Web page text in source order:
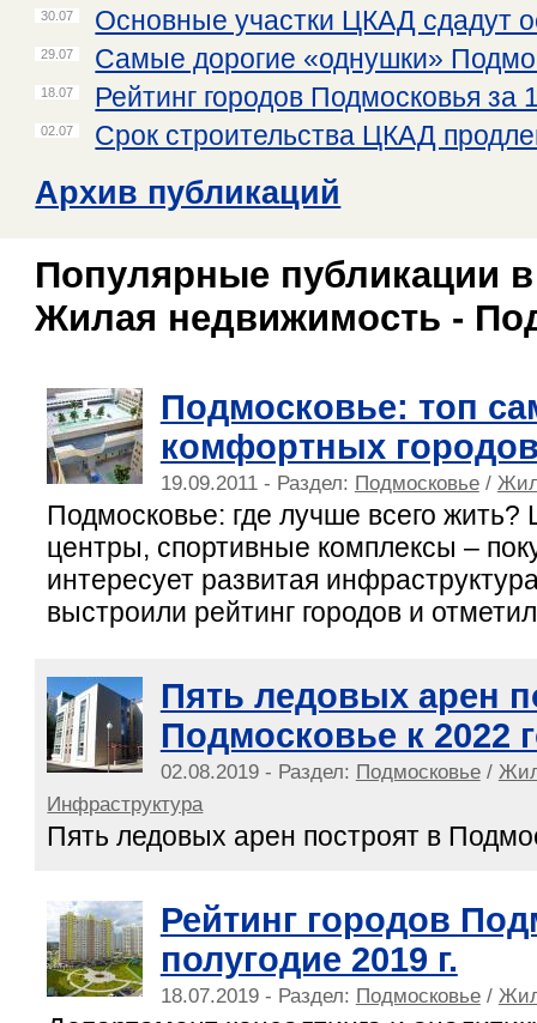
30.07 Основные участки ЦКАД сдадут
29.07 Самые дорогие «однушки»
18.07 Рейтинг городов Подмосковья за
02.07 Срок строительства ЦКАД
Архив публикаций
Популярные публикации
Жилая недвижимость -
Подмосковье: топ
комфортных
19.09.2011 - Раздел: Подмосковье/
Подмосковье: где лучше всего
центры, спортивные комплексы –
интересует развитая
выстроили рейтинг городов и
Пять ледовых арен
Подмосковье к 2022
02.08.2019 - Раздел: Подмосковье/
Инфраструктура
Пять ледовых арен построят в
Рейтинг городов
полугодие 2019 г.
18.07.2019 - Раздел: Подмосковье/